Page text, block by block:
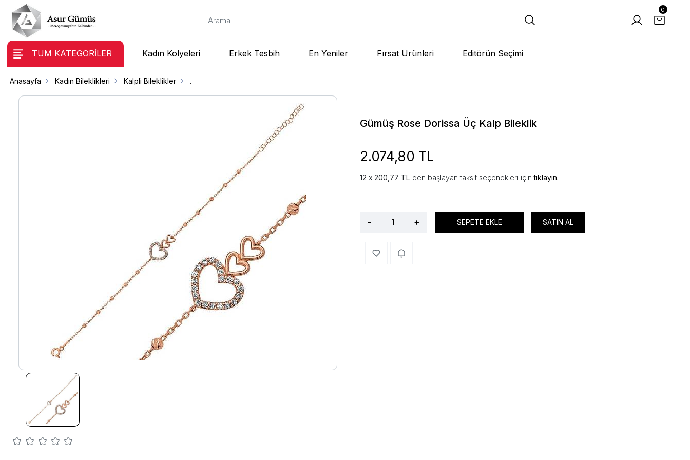
0
TÜM KATEGORİLER Kadın Kolyeleri Erkek Tesbih En Yeniler Fırsat Ürünleri Editörün Seçimi
Anasayfa Kadın Bileklikleri Kalpli Bileklikler .
Gümüş Rose Dorissa Üç Kalp Bileklik
2.074,80 TL
200,77 TL'den başlayan taksit seçenekleri içintıklayın.
- + SEPETE EKLE SATIN AL